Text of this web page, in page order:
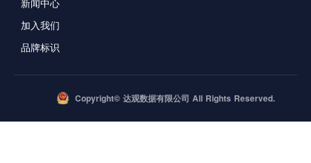
加入我们
品牌标识
Copyright© 达观数据有限公司 All Rights Reserved.